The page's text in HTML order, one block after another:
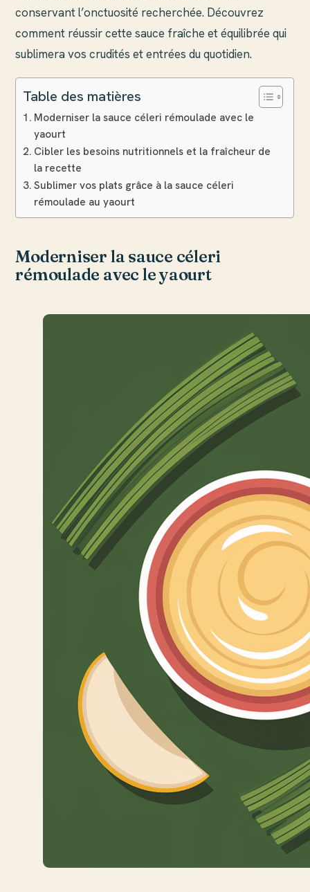
conservant l’onctuosité recherchée. Découvrez
comment réussir cette sauce fraîche et équilibrée qui
sublimera vos crudités et entrées du quotidien.
Table des matières
Moderniser la sauce céleri rémoulade avec le
yaourt
Cibler les besoins nutritionnels et la fraîcheur de
la recette
Sublimer vos plats grâce à la sauce céleri
rémoulade au yaourt
Moderniser la sauce céleri
rémoulade avec le yaourt